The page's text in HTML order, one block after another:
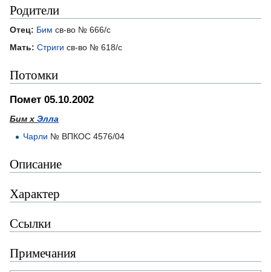
Родители
Отец: Бим св-во № 666/с
Мать: Стриги св-во № 618/с
Потомки
Помет 05.10.2002
Бим х Элла
Чарли № ВПКОС 4576/04
Описание
Характер
Ссылки
Примечания